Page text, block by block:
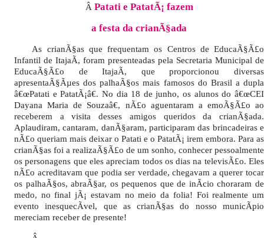
Â Patati e PatatÃ¡ fazem
a festa da crianÃ§ada
As crianÃ§as que frequentam os Centros de EducaÃ§Ã£o
Infantil de ItajaÃ­, foram presenteadas pela Secretaria Municipal de
EducaÃ§Ã£o de ItajaÃ­, que proporcionou diversas
apresentaÃ§Ãµes dos palhaÃ§os mais famosos do Brasil a dupla
â€œPatati e PatatÃ¡â€. No dia 18 de junho, os alunos do â€œCEI
Dayana Maria de Souzaâ€, nÃ£o aguentaram a emoÃ§Ã£o ao
receberem a visita desses amigos queridos da crianÃ§ada.
Aplaudiram, cantaram, danÃ§aram, participaram das brincadeiras e
nÃ£o queriam mais deixar o Patati e o PatatÃ¡ irem embora. Para as
crianÃ§as foi a realizaÃ§Ã£o de um sonho, conhecer pessoalmente
os personagens que eles apreciam todos os dias na televisÃ£o. Eles
nÃ£o acreditavam que podia ser verdade, chegavam a querer tocar
os palhaÃ§os, abraÃ§ar, os pequenos que de inÃ­cio choraram de
medo, no final jÃ¡ estavam no meio da folia! Foi realmente um
evento inesquecÃ­vel, que as crianÃ§as do nosso municÃ­pio
mereciam receber de presente!